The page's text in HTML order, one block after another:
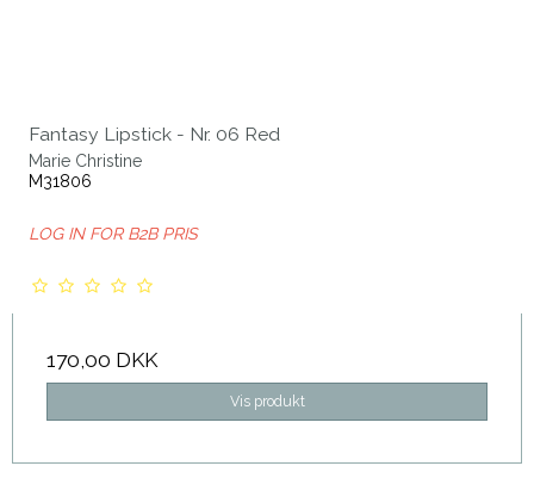
Fantasy Lipstick - Nr. 06 Red
Marie Christine
M31806
LOG IN FOR B2B PRIS
170,00 DKK
Vis produkt